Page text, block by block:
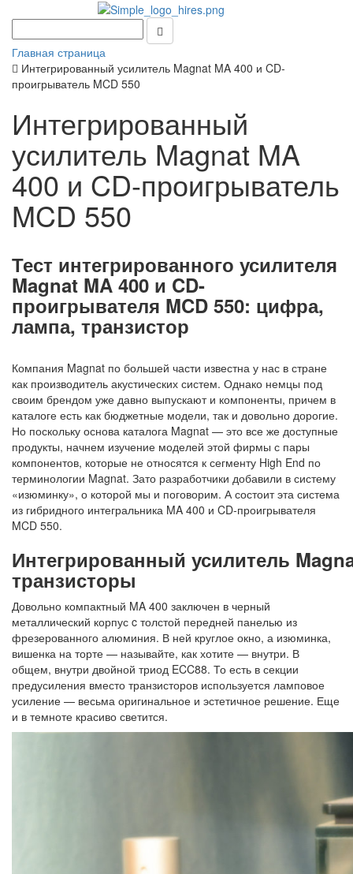
Главная страница
Интегрированный усилитель Magnat MA 400 и CD-
проигрыватель MCD 550
Интегрированный
усилитель Magnat MA
400 и CD-проигрыватель
MCD 550
Тест интегрированного усилителя
Magnat MA 400 и CD-
проигрывателя MCD 550: цифра,
лампа, транзистор
Компания Magnat по большей части известна у нас в стране
как производитель акустических систем. Однако немцы под
своим брендом уже давно выпускают и компоненты, причем в
каталоге есть как бюджетные модели, так и довольно дорогие.
Но поскольку основа каталога Magnat — это все же доступные
продукты, начнем изучение моделей этой фирмы с пары
компонентов, которые не относятся к сегменту High End по
терминологии Magnat. Зато разработчики добавили в систему
«изюминку», о которой мы и поговорим. А состоит эта система
из гибридного интегральника MA 400 и CD-проигрывателя
MCD 550.
Интегрированный усилитель
транзисторы
Довольно компактный MA 400 заключен в черный
металлический корпус c толстой передней панелью из
фрезерованного алюминия. В ней круглое окно, а изюминка,
вишенка на торте — называйте, как хотите — внутри. В
общем, внутри двойной триод ECC88. То есть в секции
предусиления вместо транзисторов используется ламповое
усиление — весьма оригинальное и эстетичное решение. Еще
и в темноте красиво светится.